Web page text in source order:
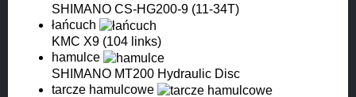
SHIMANO CS-HG200-9 (11-34T)
łańcuch
KMC X9 (104 links)
hamulce
SHIMANO MT200 Hydraulic Disc
tarcze hamulcowe